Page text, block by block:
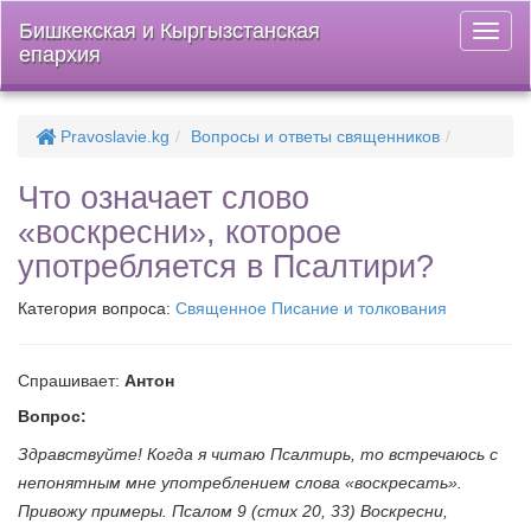
меню
Бишкекская и Кыргызстанская
епархия
Pravoslavie.kg Вопросы и ответы священников
Что означает слово
«воскресни», которое
употребляется в Псалтири?
Категория вопроса: Священное Писание и толкования
Спрашивает: Антон
Вопрос:
Здравствуйте! Когда я читаю Псалтирь, то встречаюсь с
непонятным мне употреблением слова «воскресать».
Привожу примеры. Псалом 9 (стих 20, 33) Воскресни,